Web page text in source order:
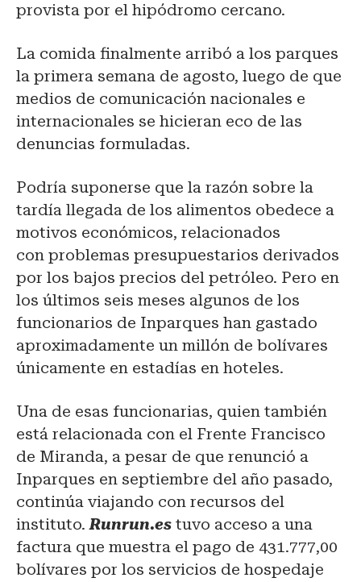
provista por el hipódromo cercano.
La comida finalmente arribó a los parques
la primera semana de agosto, luego de que
medios de comunicación nacionales e
internacionales se hicieran eco de las
denuncias formuladas.
Podría suponerse que la razón sobre la
tardía llegada de los alimentos obedece a
motivos económicos, relacionados
con problemas presupuestarios derivados
por los bajos precios del petróleo. Pero en
los últimos seis meses algunos de los
funcionarios de Inparques han gastado
aproximadamente un millón de bolívares
únicamente en estadías en hoteles.
Una de esas funcionarias, quien también
está relacionada con el Frente Francisco
de Miranda, a pesar de que renunció a
Inparques en septiembre del año pasado,
continúa viajando con recursos del
instituto.Runrun.es tuvo acceso a una
factura que muestra el pago de 431.777,00
bolívares por los servicios de hospedaje